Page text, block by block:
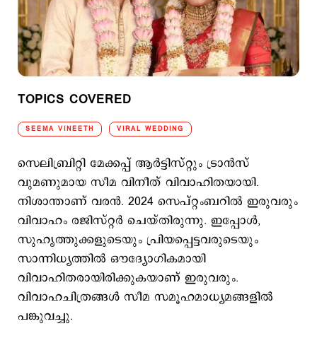
TOPICS COVERED
SEEMA VINEETH VIRAL WEDDING
സെലിബ്രിറ്റി മേക്കപ്പ് ആർട്ടിസ്റ്റും ട്രാൻസ്
വുമണുമായ സീമ വിനീത് വിവാഹിതയായി.
നിശാന്താണ് വരൻ. 2024 സെപ്റ്റംബറിൽ ഇരുവരും
വിവാഹം രജിസ്റ്റർ ചെയ്തിരുന്നു. ഇപ്പോൾ,
സുഹൃത്തുക്കളുടെയും പ്രിയപ്പെട്ടവരുടെയും
സാന്നിധ്യത്തിൽ ഔദ്യോഗികമായി
വിവാഹിതരായിരിക്കുകയാണ് ഇരുവരും.
വിവാഹചിത്രങ്ങൾ സീമ സമൂഹമാധ്യമങ്ങളിൽ
പങ്കുവച്ചു.